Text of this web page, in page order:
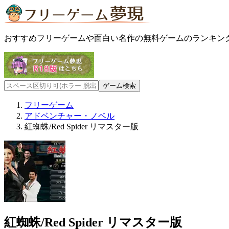
おすすめフリーゲームや面白い名作の無料ゲームのランキン
フリーゲーム
アドベンチャー・ノベル
紅蜘蛛/Red Spider リマスター版
紅蜘蛛/Red Spider リマスター版